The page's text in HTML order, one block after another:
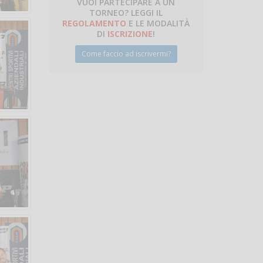
TORNEO? LEGGI IL
REGOLAMENTO E LE MODALITÀ
DI ISCRIZIONE!
Come faccio ad iscrivermi?